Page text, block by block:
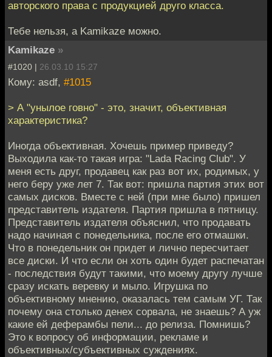
авторского права с продукцией друго класса.
Тебе нельзя, а Kamikaze можно.
Kamikaze »
#1020 | 26.03.10 15:27
Кому: asdf, #1015
> А "унылое говно" - это, значит, объективная
характеристика?
Иногда объективная. Хочешь пример приведу?
Выходила как-то такая игра: "Lada Racing Club". У
меня есть друг, продавец как раз вот их, родимых, у
него беру уже лет 7. Так вот: пришла партия этих вот
самых дисков. Вместе с ней (при мне было) пришел
представитель издателя. Партия пришла в пятницу.
Представитель издателя объяснил, что продавать
надо начиная с понедельника, после его отмашки.
Что в понедельник он придет и лично пересчитает
все диски. И что если он хоть один будет распечатан
- последствия будут такими, что моему другу лучше
сразу искать веревку и мыло. Игрушка по
объективному мнению, оказалась тем самым УГ. Так
почему она столько денех сорвала, не знаешь? А уж
какие ей деферамбы пели... до релиза. Помнишь?
Это к вопросу об информации, рекламе и
объективных/субъективных суждениях.